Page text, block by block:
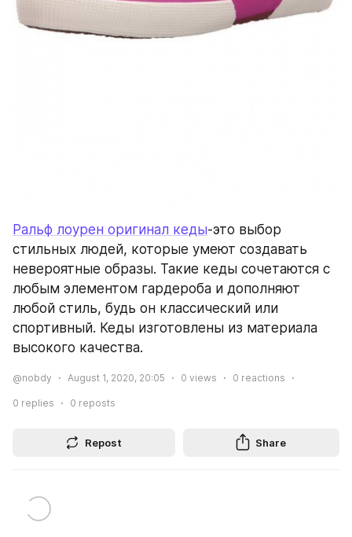
Ральф лоурен оригинал кеды-это выбор
стильных людей, которые умеют создавать
невероятные образы. Такие кеды сочетаются с
любым элементом гардероба и дополняют
любой стиль, будь он классический или
спортивный. Кеды изготовлены из материала
высокого качества.
@nobdy August 1, 2020, 20:05 0 views 0 reactions
0 replies 0 reposts
Repost Share